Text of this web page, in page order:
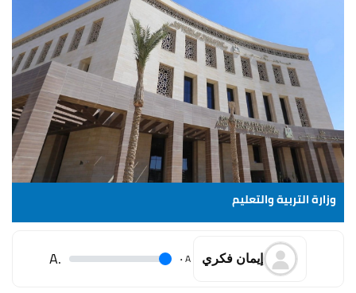
وزارة التربية والتعليم
إيمان فكري A
.
.A